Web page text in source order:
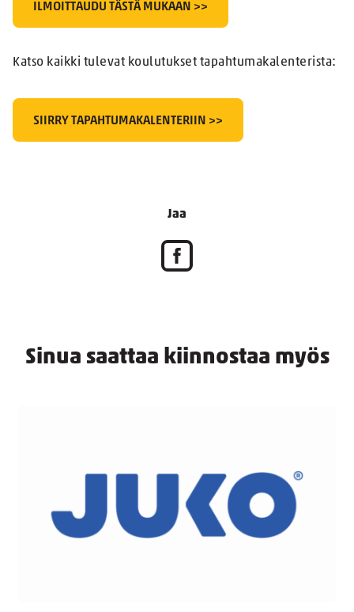
ILMOITTAUDU TÄSTÄ MUKAAN >>
Katso kaikki tulevat koulutukset tapahtumakalenterista:
SIIRRY TAPAHTUMAKALENTERIIN >>
Jaa
Sinua saattaa kiinnostaa myös